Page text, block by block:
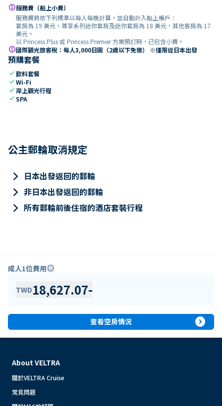
paid服務費（船上小費）
服務費將依下列標準以每人每晚計算，並自動計入船上帳戶：
套房為 19 美元，尊享系列迷你套房及迷你套房為 18 美元，其他客房為 17
美元。
以 Princess Plus 或 Princess Premier 方案預訂時，已包含小費。
paid國際觀光旅客稅：每人3,000日圓（2歲以下免徵） ※僅限從日本出發
預購套餐
check飲料套餐
checkWi-Fi
check 岸上觀光行程
checkSPA
公主郵輪取消規定
keyboard_arrow_right 日本出發返回的郵輪
keyboard_arrow_right 非日本出發返回的郵輪
keyboard_arrow_right 所有郵輪前後住宿的酒店套裝行程
成人1位費用info
TWD18,627.07-
查看空房情況 expand_circle_right
About VELTRA
關於VELTRA Cruise
常見問題